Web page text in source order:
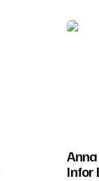
Infor